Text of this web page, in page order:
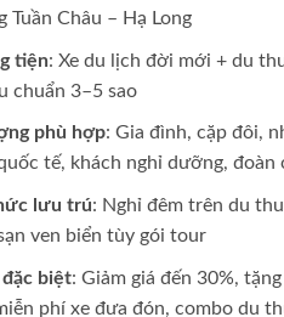
Tuần Châu – Hạ Long
tiện: Xe du lịch đời mới + du
chuẩn 3–5 sao
phù hợp: Gia đình, cặp đôi,
tế, khách nghỉ dưỡng, đoàn
lưu trú: Nghỉ đêm trên du
ven biển tùy gói tour
biệt: Giảm giá đến 30%,
phí xe đưa đón, combo du